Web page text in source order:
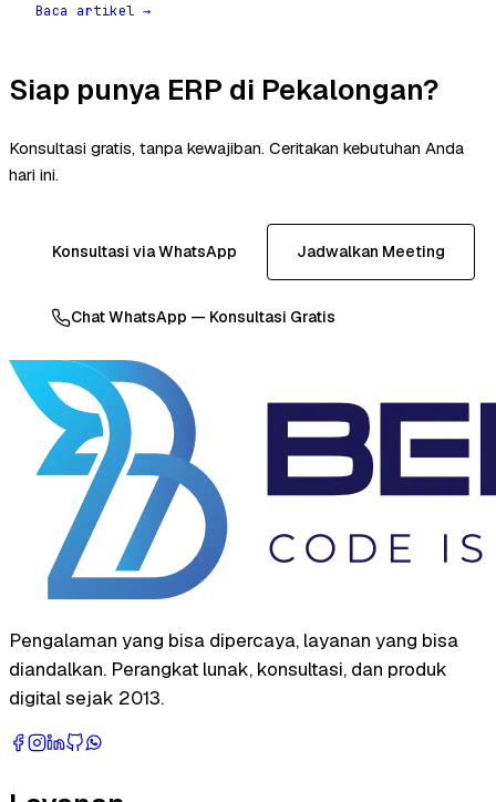
Baca artikel →
Siap punya ERP di Pekalongan?
Konsultasi gratis, tanpa kewajiban. Ceritakan kebutuhan Anda
hari ini.
Konsultasi via WhatsApp Jadwalkan Meeting
Chat WhatsApp — Konsultasi Gratis
Pengalaman yang bisa dipercaya, layanan yang bisa
diandalkan. Perangkat lunak, konsultasi, dan produk
digital sejak 2013.